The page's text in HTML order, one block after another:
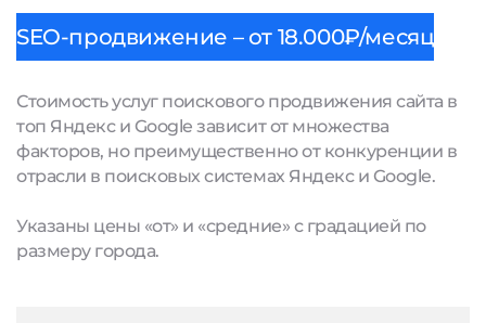
SEO-продвижение – от 18.000₽/месяц
Стоимость услуг поискового продвижения сайта в
топ Яндекс и Google зависит от множества
факторов, но преимущественно от конкуренции в
отрасли в поисковых системах Яндекс и Google.
Указаны цены «от» и «средние» с градацией по
размеру города.